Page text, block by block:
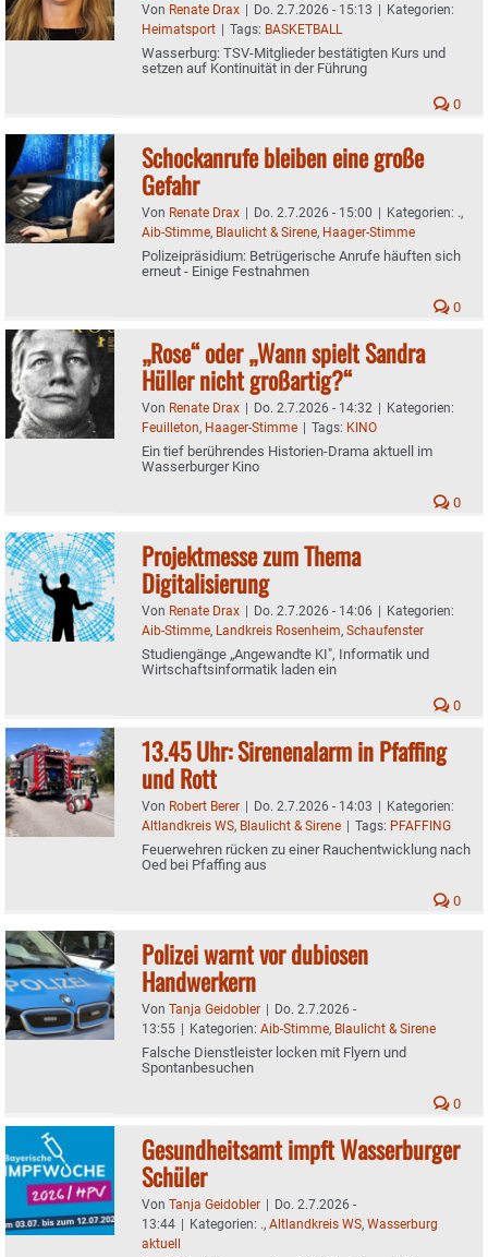
Von Renate Drax | Do. 2.7.2026 - 15:13 | Kategorien:
Heimatsport | Tags: BASKETBALL
Wasserburg: TSV-Mitglieder bestätigten Kurs und
setzen auf Kontinuität in der Führung
0
Schockanrufe bleiben eine große
Gefahr
Von Renate Drax | Do. 2.7.2026 - 15:00 | Kategorien: .,
Aib-Stimme, Blaulicht & Sirene, Haager-Stimme
Polizeipräsidium: Betrügerische Anrufe häuften sich
erneut - Einige Festnahmen
0
„Rose“ oder „Wann spielt Sandra
Hüller nicht großartig?“
Von Renate Drax | Do. 2.7.2026 - 14:32 | Kategorien:
Feuilleton, Haager-Stimme | Tags: KINO
Ein tief berührendes Historien-Drama aktuell im
Wasserburger Kino
0
Projektmesse zum Thema
Digitalisierung
Von Renate Drax | Do. 2.7.2026 - 14:06 | Kategorien:
Aib-Stimme, Landkreis Rosenheim, Schaufenster
Studiengänge „Angewandte KI", Informatik und
Wirtschaftsinformatik laden ein
0
13.45 Uhr: Sirenenalarm in Pfaffing
und Rott
Von Robert Berer | Do. 2.7.2026 - 14:03 | Kategorien:
Altlandkreis WS, Blaulicht & Sirene | Tags: PFAFFING
Feuerwehren rücken zu einer Rauchentwicklung nach
Oed bei Pfaffing aus
0
Polizei warnt vor dubiosen
Handwerkern
Von Tanja Geidobler | Do. 2.7.2026 -
13:55 | Kategorien: Aib-Stimme, Blaulicht & Sirene
Falsche Dienstleister locken mit Flyern und
Spontanbesuchen
0
Gesundheitsamt impft Wasserburger
Schüler
Von Tanja Geidobler | Do. 2.7.2026 -
13:44 | Kategorien: ., Altlandkreis WS, Wasserburg
aktuell